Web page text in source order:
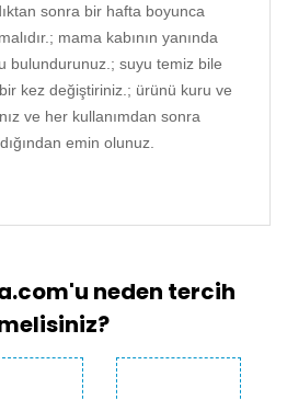
sonra bir hafta boyunca
mama kabının yanında
bulundurunuz.; suyu temiz bile
kez değiştiriniz.; ürünü kuru ve
ve her kullanımdan sonra
emin olunuz.
Yorum Yaz
gördüğünüz noktaları
bozuk veya
eksik bilgiler bulunuyor.
neden tercih